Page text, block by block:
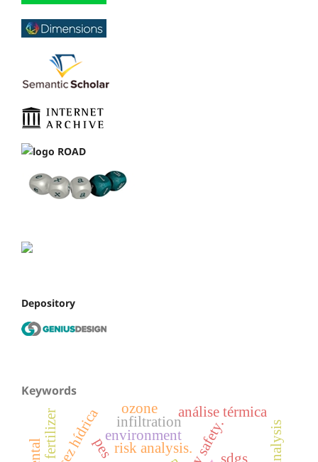
Depository
Keywords
risk analysis.
análise térmica
environment
pes
infiltration
sdgs
ozone
fertilizer